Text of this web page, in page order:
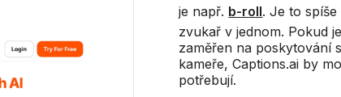
je např. b-roll. Je to spíše
zvukař v jednom. Pokud
zaměřen na poskytování
kameře, Captions.ai by
potřebují.